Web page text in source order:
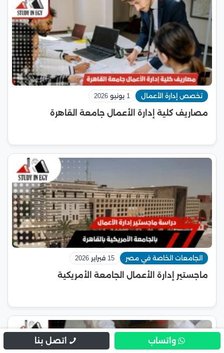
تخصص إدارة الأعمال 1 يونيو 2026
مصاريف كلية إدارة الأعمال جامعة القاهرة
الجامعات الخاصة في مصر 15 فبراير 2026
ماجستير إدارة الأعمال الجامعة الأمريكية
واتساب اتصل بنا